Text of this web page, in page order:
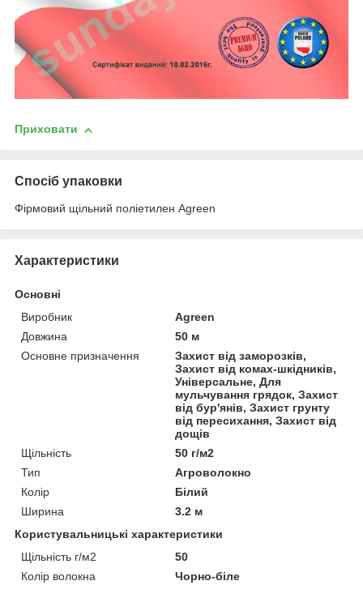
Приховати
Спосіб упаковки
Фірмовий щільний поліетилен Agreen
Характеристики
Основні
Виробник
Agreen
Довжина
50 м
Основне призначення
Захист від заморозків,
Захист від комах-шкідників,
Універсальне, Для
мульчування грядок, Захист
від бур'янів, Захист грунту
від пересихання, Захист від
дощів
Щільність
50 г/м2
Тип
Агроволокно
Колір
Білий
Ширина
3.2 м
Користувальницькі характеристики
Щільність г/м2
50
Колір волокна
Чорно-біле